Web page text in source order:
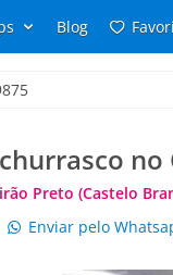
Blog
no
Preto (Castelo
Enviar pelo